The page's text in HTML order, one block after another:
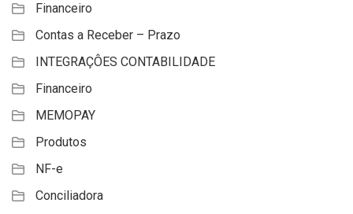
Financeiro
Contas a Receber – Prazo
INTEGRAÇÔES CONTABILIDADE
Financeiro
MEMOPAY
Produtos
NF-e
Conciliadora